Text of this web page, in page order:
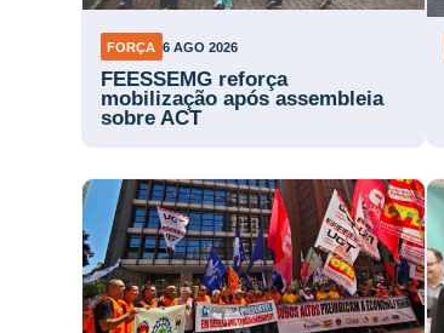
FORÇA 6 AGO 2026
FEESSEMG reforça
mobilização após assembleia
sobre ACT